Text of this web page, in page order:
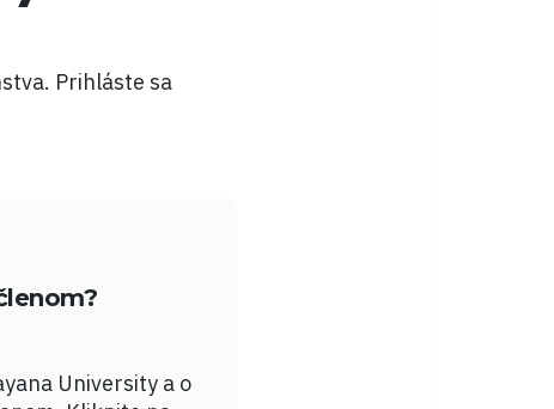
Prihláste sa
University a o